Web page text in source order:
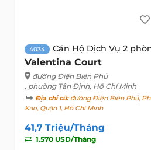
4034 Căn Hộ Dịch Vụ 2
Valentina Court
đường Điện Biên Phủ
, phường Tân Định, Hồ Chí Minh
Địa chỉ cũ:đường Điện Biên Phủ,
Kao, Quận 1, Hồ Chí Minh
41,7 Triệu/Tháng
1.570 USD/Tháng